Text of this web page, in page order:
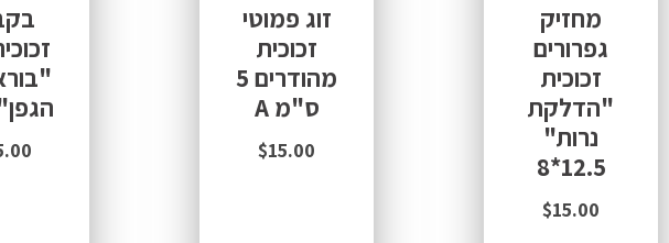
מחזיק
גפרורים
זכוכית
"הדלקת
נרות"
12.5*8
$15.00
זוג פמוטי
זכוכית
מהודרים 5
ס"מ A
$15.00